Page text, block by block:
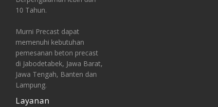
10 Tahun.
Murni Precast dapat
memenuhi kebutuhan
pemesanan beton precast
di Jabodetabek, Jawa Barat,
Jawa Tengah, Banten dan
Lampung.
Layanan